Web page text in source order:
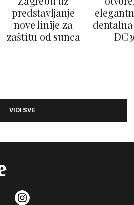
predstavljanje
nove linije za
zaštitu od sunca
VIDI SVE